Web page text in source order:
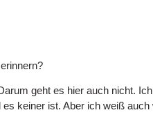
geht es hier auch nicht.
keiner ist. Aber ich weiß